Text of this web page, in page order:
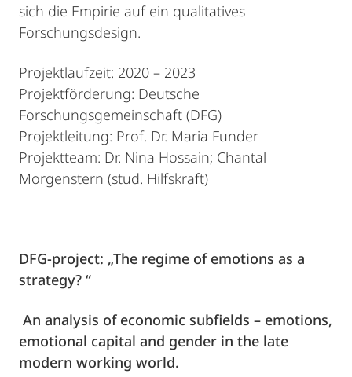
sich die Empirie auf ein qualitatives
Forschungsdesign.
Projektlaufzeit: 2020 – 2023
Projektförderung: Deutsche
Forschungsgemeinschaft (DFG)
Projektleitung: Prof. Dr. Maria Funder
Projektteam: Dr. Nina Hossain; Chantal
Morgenstern (stud. Hilfskraft)
DFG-project: „The regime of emotions as a
strategy? “
An analysis of economic subfields – emotions,
emotional capital and gender in the late
modern working world.